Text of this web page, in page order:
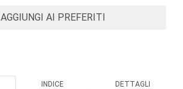
AGGIUNGI AI PREFERITI
INDICE DETTAGLI